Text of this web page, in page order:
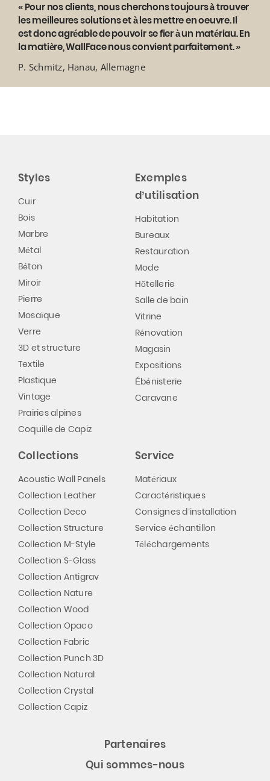
« Pour nos clients, nous cherchons toujours à trouver
les meilleures solutions et à les mettre en oeuvre. Il
est donc agréable de pouvoir se fier à un matériau. En
la matière, WallFace nous convient parfaitement. »
P. Schmitz, Hanau, Allemagne
Styles
Cuir
Bois
Marbre
Métal
Béton
Miroir
Pierre
Mosaïque
Verre
3D et structure
Textile
Plastique
Vintage
Prairies alpines
Coquille de Capiz
Exemples
d’utilisation
Habitation
Bureaux
Restauration
Mode
Hôtellerie
Salle de bain
Vitrine
Rénovation
Magasin
Expositions
Ébénisterie
Caravane
Collections
Acoustic Wall Panels
Collection Leather
Collection Deco
Collection Structure
Collection M-Style
Collection S-Glass
Collection Antigrav
Collection Nature
Collection Wood
Collection Opaco
Collection Fabric
Collection Punch 3D
Collection Natural
Collection Crystal
Collection Capiz
Service
Matériaux
Caractéristiques
Consignes d’installation
Service échantillon
Téléchargements
Partenaires
Qui sommes-nous